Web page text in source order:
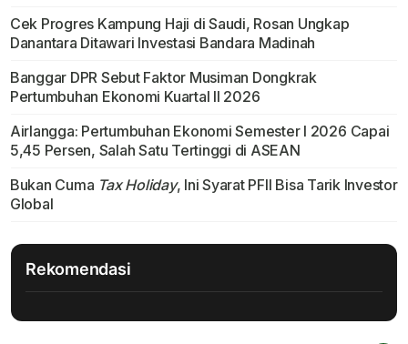
Cek Progres Kampung Haji di Saudi, Rosan Ungkap
Danantara Ditawari Investasi Bandara Madinah
Banggar DPR Sebut Faktor Musiman Dongkrak
Pertumbuhan Ekonomi Kuartal II 2026
Airlangga: Pertumbuhan Ekonomi Semester I 2026 Capai
5,45 Persen, Salah Satu Tertinggi di ASEAN
Bukan Cuma Tax Holiday, Ini Syarat PFII Bisa Tarik Investor
Global
Rekomendasi